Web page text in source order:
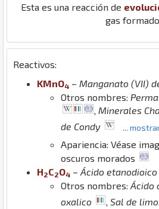
Esta es una reacción de
gas formado.
Reactivos:
KMnO4 – Manganato (VII)
Otros nombres:
Minerales
de Condy
...
Apariencia: Véase
oscuros morados
H2C2O4 – Ácido etanodioico
Otros nombres: Ácido
oxalico
, Sal de